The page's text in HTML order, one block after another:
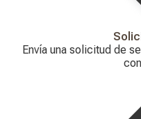
Envía una solicitud de